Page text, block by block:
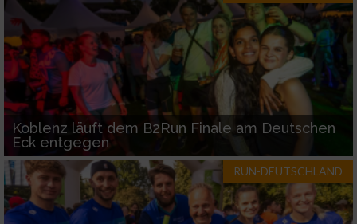
Koblenz läuft dem B2Run Finale am Deutschen
Eck entgegen
RUN-DEUTSCHLAND